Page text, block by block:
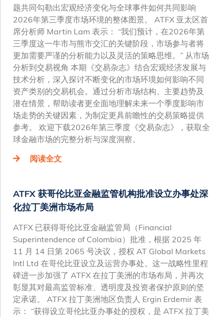
题共同勾勒出宏观经济变化与全球事件如何共同影响
2026年第三季度市场环境的整体图景。 ATFX 亚太区首
席分析师 Martin Lam 表示： “我们预计，在2026年第
三季度这一牛市与熊市交汇的关键阶段，市场参与者将
更加需要严谨的分析能力以及灵活的策略思维。” 从市场
分析到交易视角 本期《交易杂志》结合宏观经济发展与
技术分析，深入探讨不断变化的市场环境如何影响不同
资产类别的交易机会。通过分析市场结构、主要趋势及
潜在情景，帮助读者更全面地理解未来一个季度影响市
场走势的关键因素，为制定更具前瞻性的交易策略提供
参考。 欢迎下载2026年第三季度《交易杂志》，获取全
球金融市场的完整分析与深度洞察。
阅读全文
ATFX 获哥伦比亚金融监管机构批准设立办事处深
化拉丁美洲市场布局
ATFX 已获得哥伦比亚金融监管局（Financial
Superintendence of Colombia）批准，根据 2025 年
11 月 14 日第 2065 号决议，授权 AT Global Markets
Intl Ltd 在哥伦比亚设立及运营办事处。这一战略性里程
碑进一步加强了 ATFX 在拉丁美洲的市场布局，并再次
彰显其对最高监管标准、透明度及投资者保护原则的坚
定承诺。 ATFX 拉丁美洲地区负责人 Ergin Erdemir 表
示： “获得设立哥伦比亚办事处的授权，是 ATFX 拉丁美